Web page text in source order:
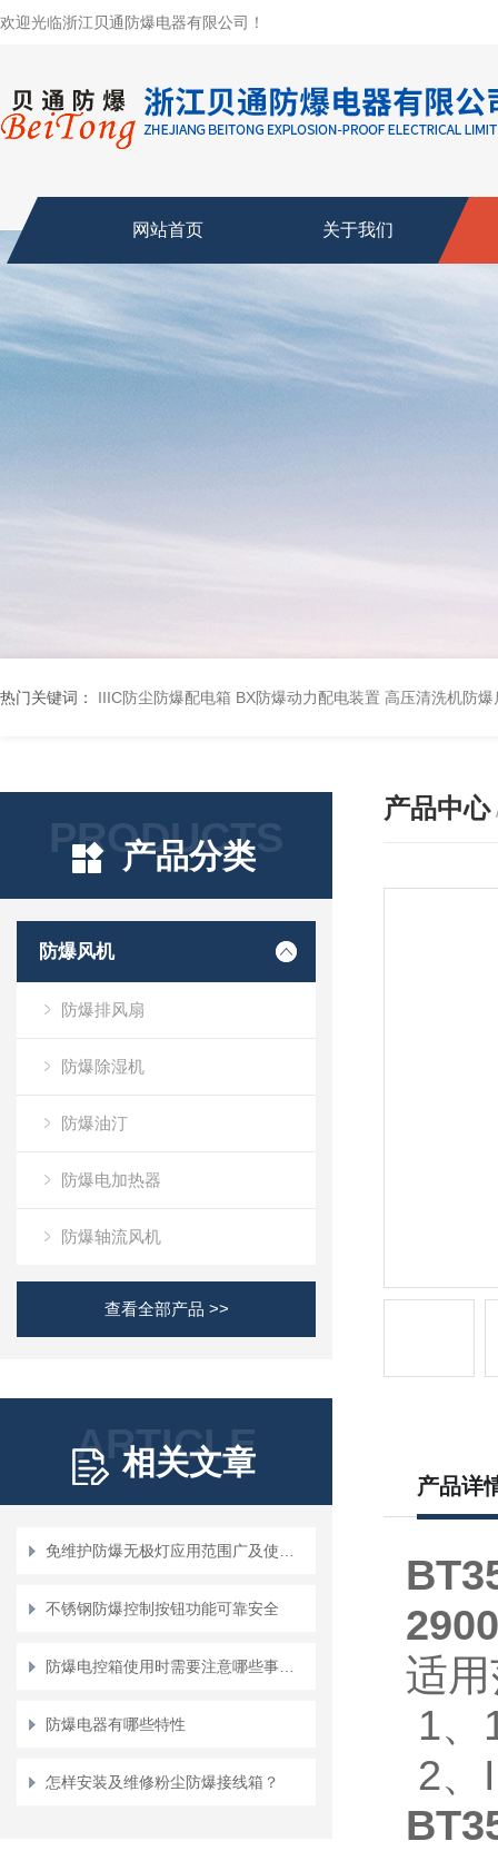
欢迎光临浙江贝通防爆电器有限公司！
网站首页 关于我们
热门关键词： IIIC防尘防爆配电箱 BX防爆动力配电装置 高压清洗机防爆
PRODUCTS
产品分类
防爆风机
防爆排风扇
防爆除湿机
防爆油汀
防爆电加热器
防爆轴流风机
查看全部产品 >>
ARTICLE
相关文章
不锈钢防爆控制按钮功能可靠安全
防爆电器有哪些特性
怎样安装及维修粉尘防爆接线箱？
产品中心
产品详
适
1、
2、